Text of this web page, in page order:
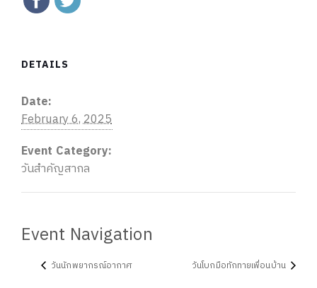
DETAILS
Date:
February 6, 2025
Event Category:
วันสำคัญสากล
Event Navigation
วันนักพยากรณ์อากาศ วันโบกมือทักทายเพื่อนบ้าน